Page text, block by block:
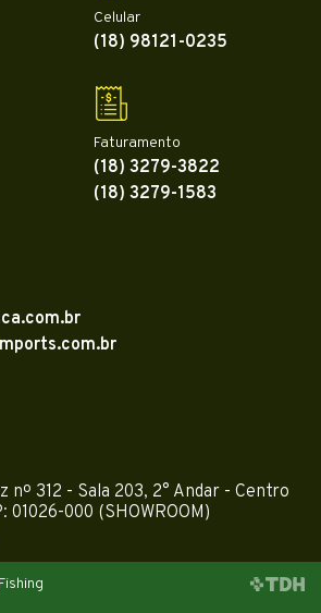
Celular
(18) 98121-0235
Faturamento
(18) 3279-3822
(18) 3279-1583
nº 312 - Sala 203, 2° Andar - Centro
01026-000 (SHOWROOM)